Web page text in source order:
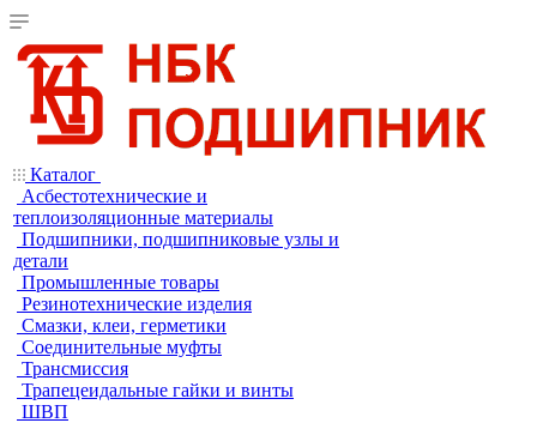
Каталог
Асбестотехнические и
теплоизоляционные материалы
Подшипники, подшипниковые узлы и
детали
Промышленные товары
Резинотехнические изделия
Смазки, клеи, герметики
Соединительные муфты
Трансмиссия
Трапецеидальные гайки и винты
ШВП